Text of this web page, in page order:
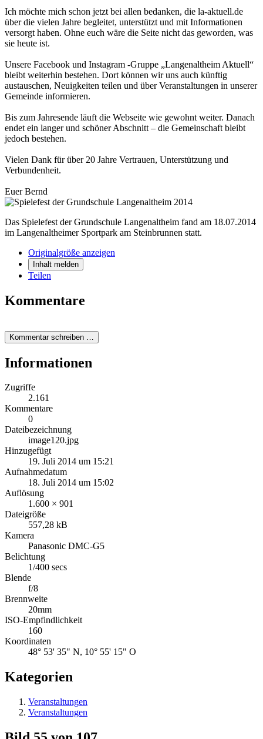
Ich möchte mich schon jetzt bei allen bedanken, die la-aktuell.de
über die vielen Jahre begleitet, unterstützt und mit Informationen
versorgt haben. Ohne euch wäre die Seite nicht das geworden, was
sie heute ist.
Unsere Facebook und Instagram -Gruppe „Langenaltheim Aktuell“
bleibt weiterhin bestehen. Dort können wir uns auch künftig
austauschen, Neuigkeiten teilen und über Veranstaltungen in unserer
Gemeinde informieren.
Bis zum Jahresende läuft die Webseite wie gewohnt weiter. Danach
endet ein langer und schöner Abschnitt – die Gemeinschaft bleibt
jedoch bestehen.
Vielen Dank für über 20 Jahre Vertrauen, Unterstützung und
Verbundenheit.
Euer Bernd
Das Spielefest der Grundschule Langenaltheim fand am 18.07.2014
im Langenaltheimer Sportpark am Steinbrunnen statt.
Originalgröße anzeigen
Inhalt melden
Teilen
Kommentare
Kommentar schreiben …
Informationen
Zugriffe
2.161
Kommentare
0
Dateibezeichnung
image120.jpg
Hinzugefügt
19. Juli 2014 um 15:21
Aufnahmedatum
18. Juli 2014 um 15:02
Auflösung
1.600 × 901
Dateigröße
557,28 kB
Kamera
Panasonic DMC-G5
Belichtung
1/400 secs
Blende
f/8
Brennweite
20mm
ISO-Empfindlichkeit
160
Koordinaten
48° 53' 35" N, 10° 55' 15" O
Kategorien
Veranstaltungen
Veranstaltungen